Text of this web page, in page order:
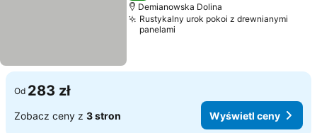
Demianowska Dolina
Rustykalny urok pokoi z drewnianymi
panelami
Od 283 zł
Zobacz ceny z 3 stron Wyświetl ceny